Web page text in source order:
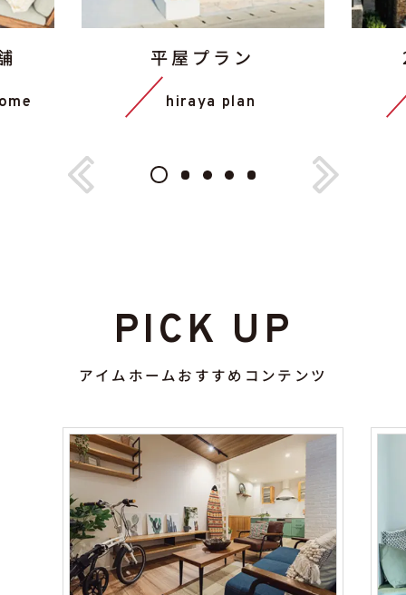
平屋プラン
hiraya plan
PICK UP
アイムホームおすすめコンテンツ